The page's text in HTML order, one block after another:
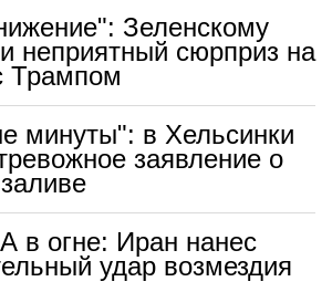
Зеленскому
неприятный сюрприз на
Трампом
минуты": в Хельсинки
заявление о
в огне: Иран нанес
удар возмездия